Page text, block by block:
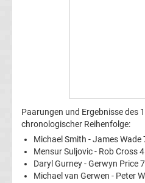
Premier
League
Paarungen und Ergebnisse des
chronologischer Reihenfolge:
Michael Smith - James Wade
Mensur Suljovic - Rob Cross
Daryl Gurney - Gerwyn Price
Michael van Gerwen - Peter